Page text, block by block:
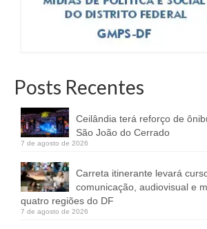
Posts Recentes
Ceilândia terá reforço de
São João do Cerrado
7 de agosto de 2026
Carreta itinerante levará
comunicação, audiovisual e
quatro regiões do DF
7 de agosto de 2026